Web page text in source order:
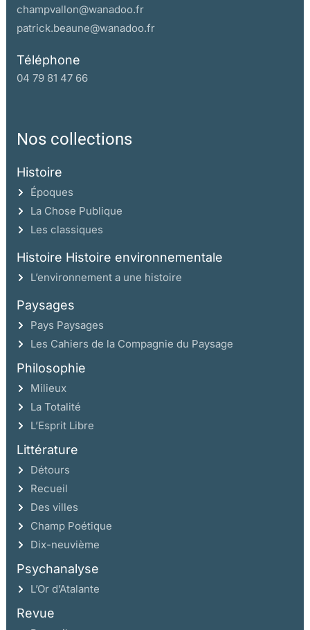
champvallon@wanadoo.fr
patrick.beaune@wanadoo.fr
Téléphone
04 79 81 47 66
Nos collections
Histoire
Époques
La Chose Publique
Les classiques
Histoire Histoire environnementale
L’environnement a une histoire
Paysages
Pays Paysages
Les Cahiers de la Compagnie du Paysage
Philosophie
Milieux
La Totalité
L’Esprit Libre
Littérature
Détours
Recueil
Des villes
Champ Poétique
Dix-neuvième
Psychanalyse
L’Or d’Atalante
Revue